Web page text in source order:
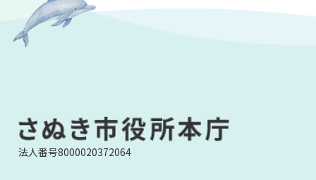
法人番号8000020372064